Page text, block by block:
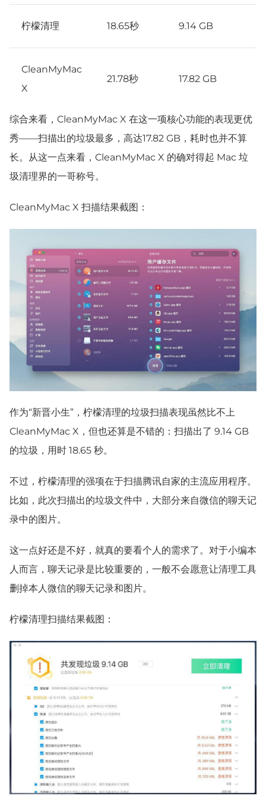
柠檬清理 18.65秒 9.14 GB
CleanMyMac
X
21.78秒 17.82 GB
综合来看，CleanMyMac X 在这一项核心功能的表现更优
秀——扫描出的垃圾最多，高达17.82 GB，耗时也并不算
长。从这一点来看，CleanMyMac X 的确对得起 Mac 垃
圾清理界的一哥称号。
CleanMyMac X 扫描结果截图：
作为“新晋小生”，柠檬清理的垃圾扫描表现虽然比不上
CleanMyMac X，但也还算是不错的：扫描出了 9.14 GB
的垃圾，用时 18.65 秒。
不过，柠檬清理的强项在于扫描腾讯自家的主流应用程序。
比如，此次扫描出的垃圾文件中，大部分来自微信的聊天记
录中的图片。
这一点好还是不好，就真的要看个人的需求了。对于小编本
人而言，聊天记录是比较重要的，一般不会愿意让清理工具
删掉本人微信的聊天记录和图片。
柠檬清理扫描结果截图：